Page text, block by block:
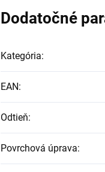
Dodatočné
Kategória:
EAN:
Odtieň:
Povrchová úprava: